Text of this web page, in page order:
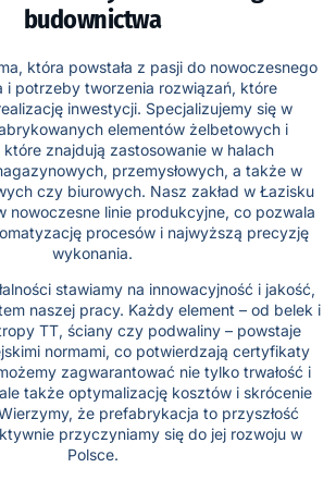
budownictwa
która powstała z pasji do nowoczesnego
i potrzeby tworzenia rozwiązań, które
inwestycji. Specjalizujemy się w
elementów żelbetowych i
znajdują zastosowanie w halach
przemysłowych, a także w
czy biurowych. Nasz zakład w Łazisku
nowoczesne linie produkcyjne, co pozwala
procesów i najwyższą precyzję
wykonania.
stawiamy na innowacyjność i jakość,
naszej pracy. Każdy element – od belek i
TT, ściany czy podwaliny – powstaje
normami, co potwierdzają certyfikaty
zagwarantować nie tylko trwałość i
także optymalizację kosztów i skrócenie
że prefabrykacja to przyszłość
przyczyniamy się do jej rozwoju w
Polsce.